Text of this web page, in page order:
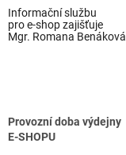
Informační službu
pro e-shop zajišťuje
Mgr. Romana Benáková
Provozní doba výdejny
E-SHOPU